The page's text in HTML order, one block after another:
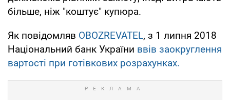
більше, ніж "коштує" купюра.
Як повідомляв OBOZREVATEL, з 1 липня 2018
Національний банк України ввів заокруглення
вартості при готівкових розрахунках.